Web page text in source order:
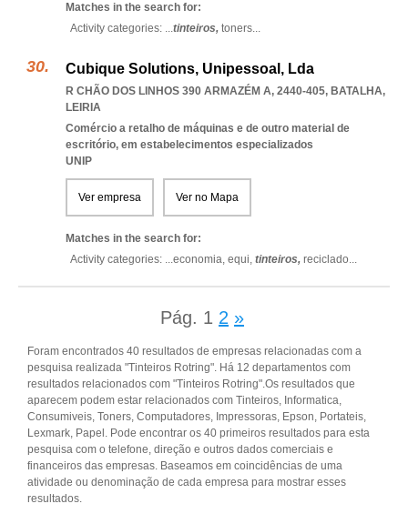
Matches in the search for:
Activity categories: ...tinteiros, toners...
Cubique Solutions, Unipessoal, Lda
R CHÃO DOS LINHOS 390 ARMAZÉM A, 2440-405, BATALHA,
LEIRIA
Comércio a retalho de máquinas e de outro material de
escritório, em estabelecimentos especializados
UNIP
Ver empresa Ver no Mapa
Matches in the search for:
Activity categories: ...economia, equi, tinteiros, reciclado...
Pág. 1 2 »
Foram encontrados 40 resultados de empresas relacionadas com a
pesquisa realizada "Tinteiros Rotring". Há 12 departamentos com
resultados relacionados com "Tinteiros Rotring".Os resultados que
aparecem podem estar relacionados com Tinteiros, Informatica,
Consumiveis, Toners, Computadores, Impressoras, Epson, Portateis,
Lexmark, Papel. Pode encontrar os 40 primeiros resultados para esta
pesquisa com o telefone, direção e outros dados comerciais e
financeiros das empresas. Baseamos em coincidências de uma
atividade ou denominação de cada empresa para mostrar esses
resultados.